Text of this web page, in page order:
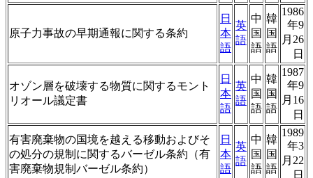
原子力事故の早期通報に関する条約
日
本
語
英
語
中
国
語
韓
国
語
1986
年9
月26
日
オゾン層を破壊する物質に関するモント
リオール議定書
日
本
語
英
語
中
国
語
韓
国
語
1987
年9
月16
日
有害廃棄物の国境を越える移動およびそ
の処分の規制に関するバーゼル条約（有
害廃棄物規制バーゼル条約）
日
本
語
英
語
中
国
語
韓
国
語
1989
年3
月22
日